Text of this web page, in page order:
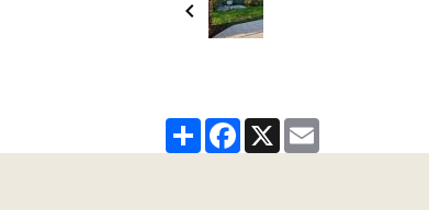
PartagerFacebook
X